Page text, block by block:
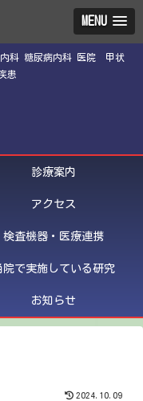
MENU
科 糖尿病内科 医院 甲状
患
診療案内
アクセス
検査機器・医療連携
院で実施している研究
お知らせ
2024.10.09